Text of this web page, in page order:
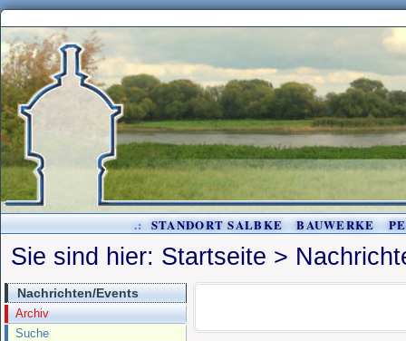
.: STANDORT SALBKE BAUWERKE
Sie sind hier: Startseite >
Nachrichten/Events
Archiv
Suche